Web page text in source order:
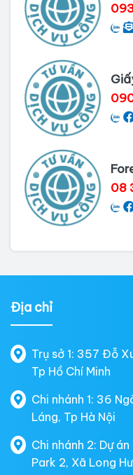
08
Địa chỉ
Trụ sở 1: 357 Đỗ
Tp Hồ Chí Minh
Chi nhánh 1: 36
Láng, Tp Hà Nội
Chi nhánh 2: Dự
Park 2, Xã Long